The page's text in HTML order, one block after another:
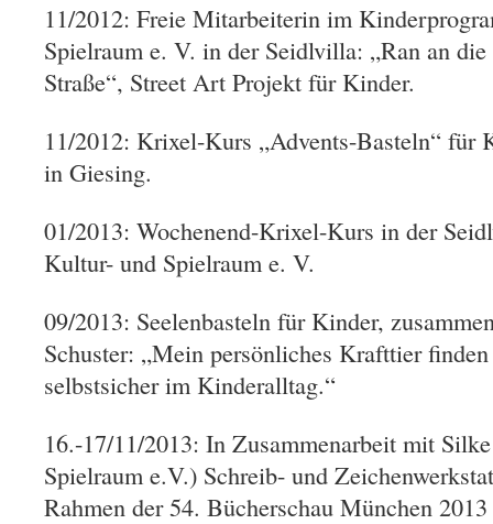
11/2012: Freie Mitarbeiterin im
Spielraum e. V. in der Seidlvilla: „Ran an
Straße“, Street Art Projekt für Kinder.
11/2012: Krixel-Kurs „Advents-Basteln“ für
in Giesing.
01/2013: Wochenend-Krixel-Kurs in der
Kultur- und Spielraum e. V.
09/2013: Seelenbasteln für Kinder,
Schuster: „Mein persönliches Krafttier
selbstsicher im Kinderalltag.“
16.-17/11/2013: In Zusammenarbeit mit
Spielraum e.V.) Schreib- und
Rahmen der 54. Bücherschau München